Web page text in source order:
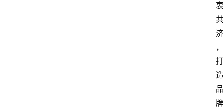
衷
共
济
，
打
造
品
牌